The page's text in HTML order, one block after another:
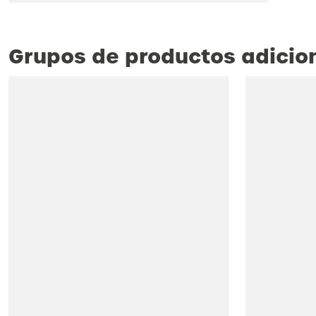
Grupos de productos